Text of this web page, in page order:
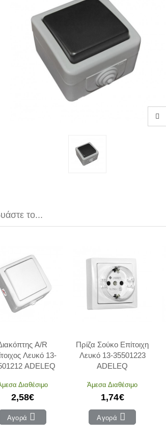
το...
A/R
Λευκό 13-
ADELEQ
Διαθέσιμο
2,58€
Αγορά
Πρίζα Σούκο Επίτοιχη
Λευκό 13-35501223
ADELEQ
Άμεσα Διαθέσιμο
1,74€
Αγορά